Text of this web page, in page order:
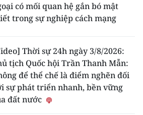
có mối quan hệ gắn bó mật
trong sự nghiệp cách mạng
Thời sự 24h ngày 3/8/2026:
tịch Quốc hội Trần Thanh Mẫn:
để thể chế là điểm nghẽn đối
sự phát triển nhanh, bền vững
đất nước